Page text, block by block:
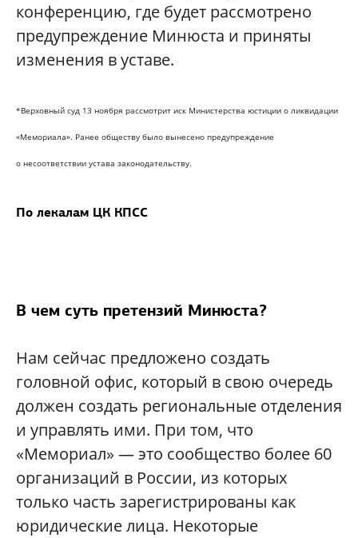
конференцию, где будет рассмотрено
предупреждение Минюста и приняты
изменения в уставе.
*Верховный суд 13 ноября рассмотрит иск Министерства юстиции о ликвидации
«Мемориала». Ранее обществу было вынесено предупреждение
о несоответствии устава законодательству.
По лекалам ЦК КПСС
В чем суть претензий Минюста?
Нам сейчас предложено создать
головной офис, который в свою очередь
должен создать региональные отделения
и управлять ими. При том, что
«Мемориал» — это сообщество более 60
организаций в России, из которых
только часть зарегистрированы как
юридические лица. Некоторые